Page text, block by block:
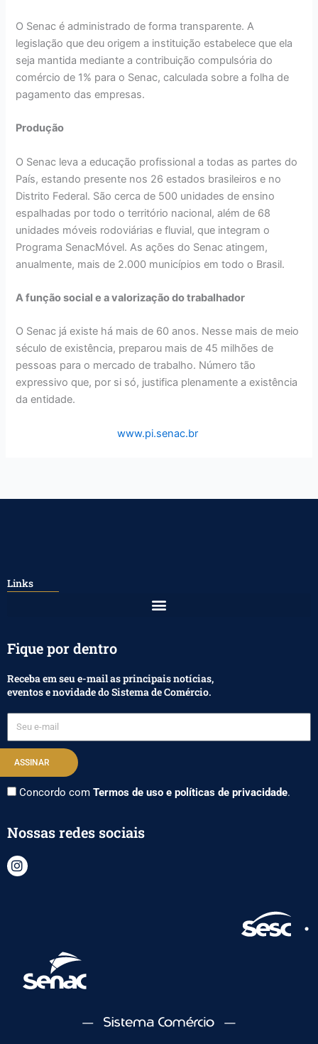
O Senac é administrado de forma transparente. A
legislação que deu origem a instituição estabelece que ela
seja mantida mediante a contribuição compulsória do
comércio de 1% para o Senac, calculada sobre a folha de
pagamento das empresas.
Produção
O Senac leva a educação profissional a todas as partes do
País, estando presente nos 26 estados brasileiros e no
Distrito Federal. São cerca de 500 unidades de ensino
espalhadas por todo o território nacional, além de 68
unidades móveis rodoviárias e fluvial, que integram o
Programa SenacMóvel. As ações do Senac atingem,
anualmente, mais de 2.000 municípios em todo o Brasil.
A função social e a valorização do trabalhador
O Senac já existe há mais de 60 anos. Nesse mais de meio
século de existência, preparou mais de 45 milhões de
pessoas para o mercado de trabalho. Número tão
expressivo que, por si só, justifica plenamente a existência
da entidade.
www.pi.senac.br
Links
Fique por dentro
Receba em seu e-mail as principais notícias,
eventos e novidade do Sistema de Comércio.
Seu
e-
ASSINAR
Concordo com Termos de uso e políticas de privacidade.
Nossas redes sociais
I
n